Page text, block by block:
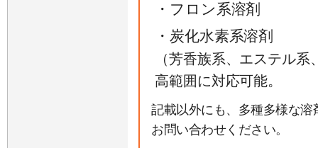
・フロン系溶剤
・炭化水素系溶剤
（芳香族系、エステル
高範囲に対応可能。
記載以外にも、多種多様な
お問い合わせください。